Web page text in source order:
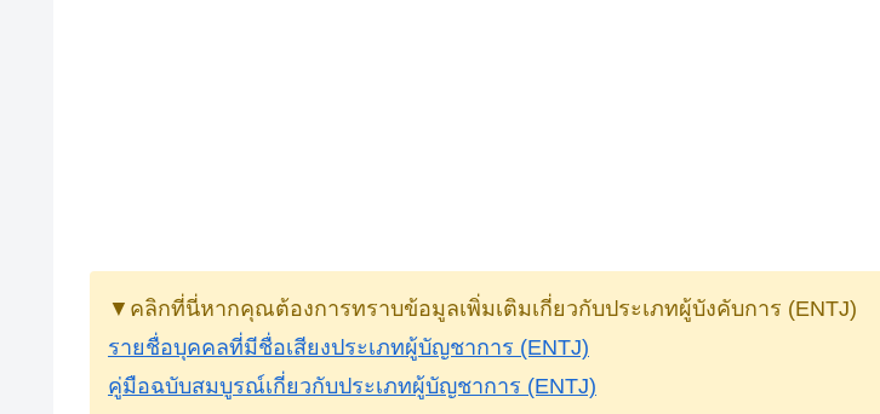
▼คลิกที่นี่หากคุณต้องการทราบข้อมูลเพิ่มเติมเกี่ยวกับประเภทผู้บังคับการ (ENTJ)
รายชื่อบุคคลที่มีชื่อเสียงประเภทผู้บัญชาการ (ENTJ)
คู่มือฉบับสมบูรณ์เกี่ยวกับประเภทผู้บัญชาการ (ENTJ)